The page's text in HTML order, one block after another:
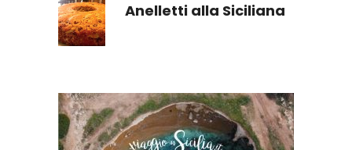
Anelletti alla Siciliana